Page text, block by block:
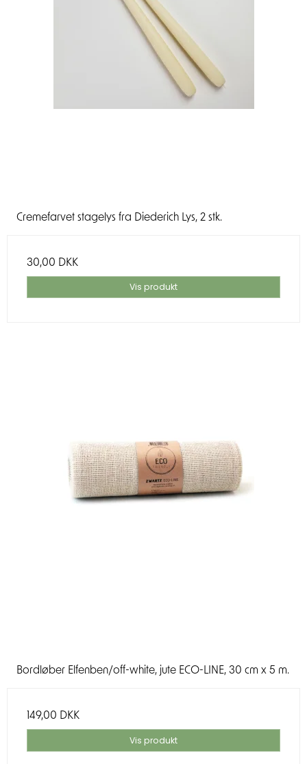
Cremefarvet stagelys fra Diederich Lys, 2 stk.
30,00 DKK
Vis produkt
Bordløber Elfenben/off-white, jute ECO-LINE, 30 cm x 5 m.
149,00 DKK
Vis produkt